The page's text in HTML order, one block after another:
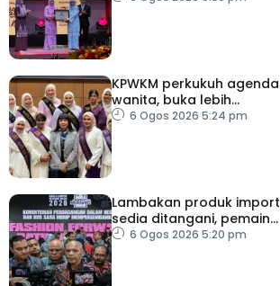
KPWKM perkukuh agenda
wanita, buka lebih
banyak peluang
6 Ogos 2026 5:24 pm
Lambakan produk import
sedia ditangani, pemain
industri tempatan
6 Ogos 2026 5:20 pm